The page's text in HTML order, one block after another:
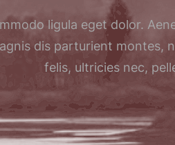
ligula eget dolor.
dis parturient montes,
felis, ultricies nec,